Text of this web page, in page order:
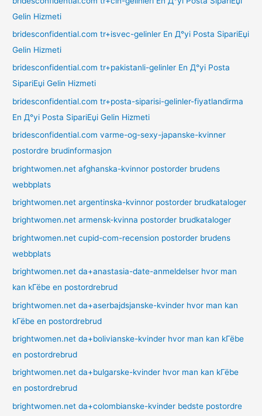
Gelin Hizmeti
bridesconfidential.com tr+isvec-gelinler En Д°yi Posta SipariЕџi
Gelin Hizmeti
bridesconfidential.com tr+pakistanli-gelinler En Д°yi Posta
SipariЕџi Gelin Hizmeti
bridesconfidential.com tr+posta-siparisi-gelinler-fiyatlandirma
En Д°yi Posta SipariЕџi Gelin Hizmeti
bridesconfidential.com varme-og-sexy-japanske-kvinner
postordre brudinformasjon
brightwomen.net afghanska-kvinnor postorder brudens
webbplats
brightwomen.net argentinska-kvinnor postorder brudkataloger
brightwomen.net armensk-kvinna postorder brudkataloger
brightwomen.net cupid-com-recension postorder brudens
webbplats
brightwomen.net da+anastasia-date-anmeldelser hvor man
kan kГёbe en postordrebrud
brightwomen.net da+aserbajdsjanske-kvinder hvor man kan
kГёbe en postordrebrud
brightwomen.net da+bolivianske-kvinder hvor man kan kГёbe
en postordrebrud
brightwomen.net da+bulgarske-kvinder hvor man kan kГёbe
en postordrebrud
brightwomen.net da+colombianske-kvinder bedste postordre